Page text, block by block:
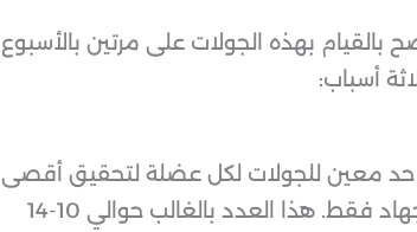
بالقيام بهذه الجولات على مرتين بالأسبوع
أسباب:
حد معين للجولات لكل عضلة لتحقيق أقصى
إستفادة وإذا قمت بأكثر من هذا الحد لن تستفيد وستزيد من التعب والإجهاد فقط. هذا العدد بالغالب حوالي 10-14